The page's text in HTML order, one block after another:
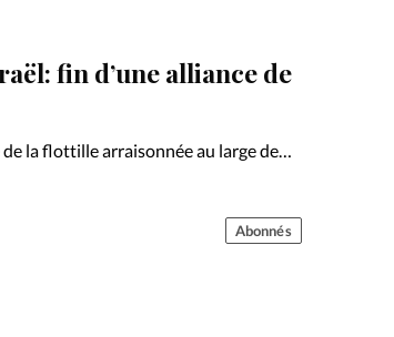
fin d’une alliance de
la flottille arraisonnée au large de
années
Abonnés